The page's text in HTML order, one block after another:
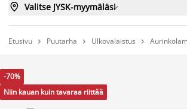
 Valitse JYSK-myymäläsi
Etusivu  Puutarha  Ulkovalaistus 
-70%
Niin kauan kuin tavaraa riittää